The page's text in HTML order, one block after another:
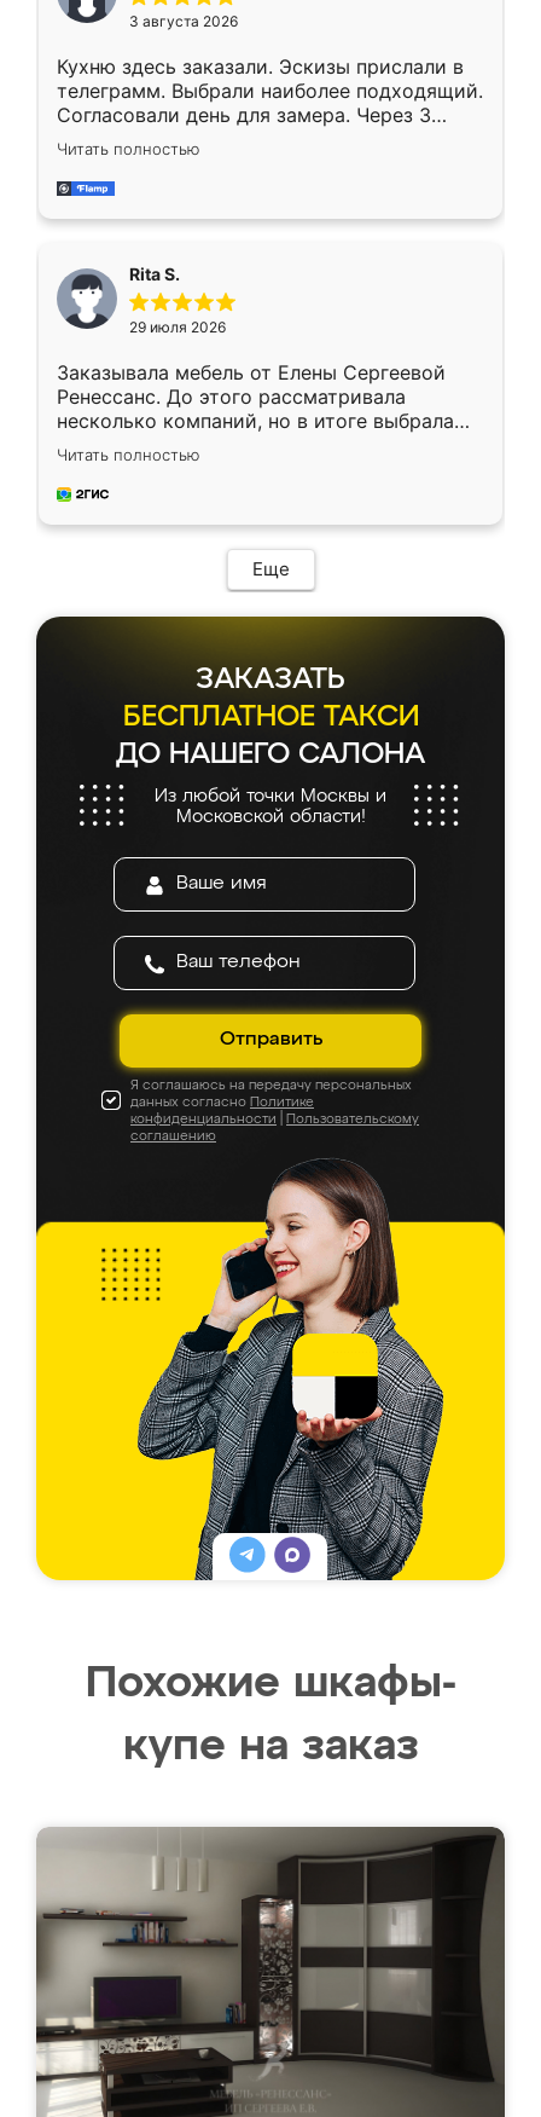
3 августа 2026
Кухню здесь заказали. Эскизы прислали в
телеграмм. Выбрали наиболее подходящий.
Согласовали день для замера. Через 3
недели кухня была уже готова. Остались
довольны работой. Спасибо Ренессанс
мебель за качественную работу!
Читать полностью
Rita S.
29 июля 2026
Заказывала мебель от Елены Сергеевой
Ренессанс. До этого рассматривала
несколько компаний, но в итоге выбрала
эту. Сначала обговорили условия, потом
приехал замерщик, всё спокойно объяснил
и снял размеры. Изготовили в срок, с
мебель сразу встала на свое место без
каких-либо доработок. Качеством осталась
довольна, все выглядит так, как и ожидала.
Читать полностью
Еще
ЗАКАЗАТЬ
БЕСПЛАТНОЕ ТАКСИ
ДО НАШЕГО САЛОНА
Из любой точки Москвы и
Московской области!
Отправить
Я соглашаюсь на передачу персональных
данных согласно Политике
конфиденциальности
Пользовательскому
соглашению
Похожие шкафы-
купе на заказ